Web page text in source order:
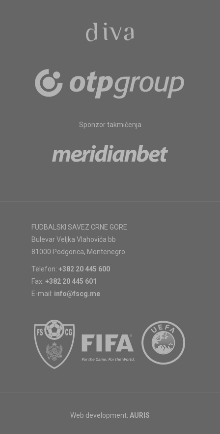
Sponzor takmičenja
FUDBALSKI SAVEZ CRNE GORE
Bulevar Veljka Vlahovića bb
81000 Podgorica, Montenegro
Telefon: +382 20 445 600
Fax: +382 20 445 601
E-mail: info@fscg.me
Web development: AURIS